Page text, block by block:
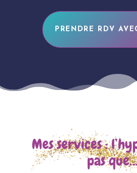
PRENDRE RDV
Mes services :
pas